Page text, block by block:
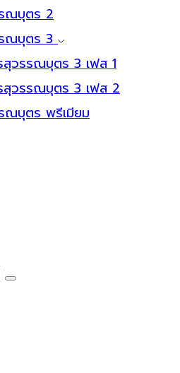
ณบุตร 2
รณบุตร 3
สุวรรณบุตร 3 เฟส 1
สุวรรณบุตร 3 เฟส 2
ณบุตร พรีเมียม